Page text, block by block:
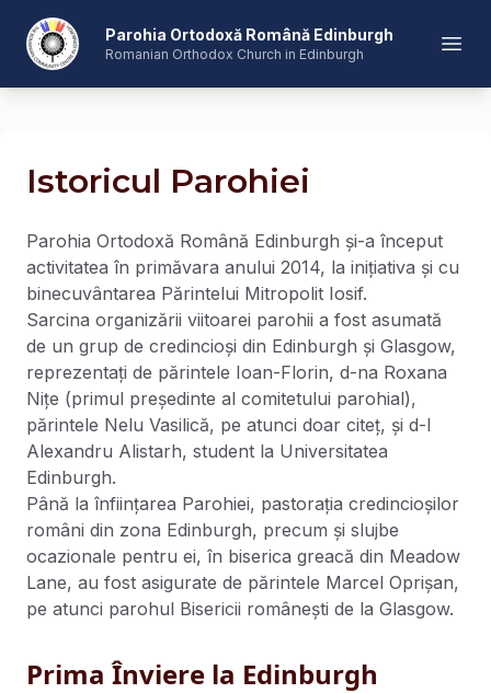
Romanian Orthodox Church in Edinburgh
Parohia Ortodoxă Română Edinburgh
Romanian Orthodox Church in Edinburgh
Istoricul Parohiei
Parohia Ortodoxă Română Edinburgh și-a început
activitatea în primăvara anului 2014, la inițiativa și cu
binecuvântarea Părintelui Mitropolit Iosif.
Sarcina organizării viitoarei parohii a fost asumată
de un grup de credincioși din Edinburgh și Glasgow,
reprezentați de părintele Ioan-Florin, d-na Roxana
Nițe (primul președinte al comitetului parohial),
părintele Nelu Vasilică, pe atunci doar citeț, și d-l
Alexandru Alistarh, student la Universitatea
Edinburgh.
Până la înființarea Parohiei, pastorația credincioșilor
români din zona Edinburgh, precum și slujbe
ocazionale pentru ei, în biserica greacă din Meadow
Lane, au fost asigurate de părintele Marcel Oprișan,
pe atunci parohul Bisericii românești de la Glasgow.
Prima Înviere la Edinburgh